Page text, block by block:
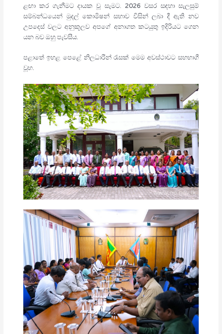
ළඟා කර ගැනීමට දායක වූ සැමට. 2026 වසර සඳහා සැලසුම්
සම්බන්ධයෙන් මුදල් කොමිෂන් සභාව විසින් ලබා දී ඇති නව
උපදෙස් වලට අනුකූලව අපගේ අනාගත කටයුතු ඉදිරියට ගෙන
යන බව ඔහු පැවසීය.
පළාතේ ඉහළ පෙළේ නිලධාරීන් රැසක් මෙම අවස්ථාවට සහභාගී
වූහ.